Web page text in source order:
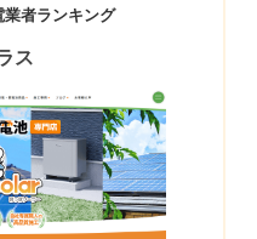
業者ランキング
ス